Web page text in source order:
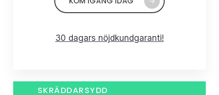
30 dagars nöjdkundgaranti!
SKRÄDDARSYDD